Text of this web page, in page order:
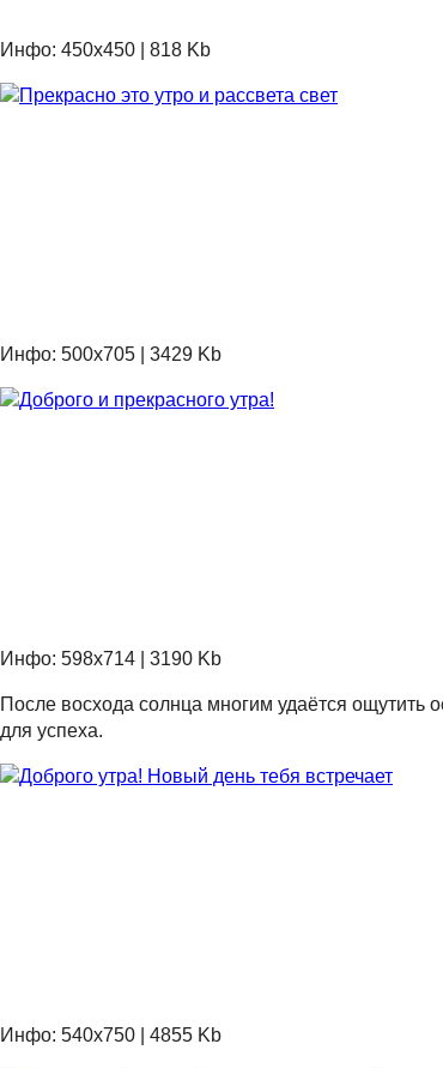
Инфо: 450х450 | 818 Kb
Инфо: 500х705 | 3429 Kb
Инфо: 598х714 | 3190 Kb
После восхода солнца многим удаётся ощутить
для успеха.
Инфо: 540х750 | 4855 Kb